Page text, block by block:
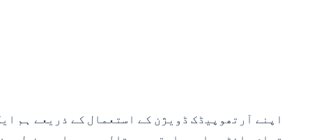
اپنے آرتھوپیڈک ڈویژن کے استعمال کے ذریعے ہم